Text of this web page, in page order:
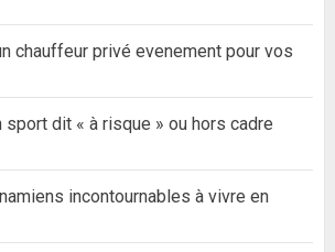
chauffeur privé evenement pour vos
dit « à risque » ou hors cadre
incontournables à vivre en